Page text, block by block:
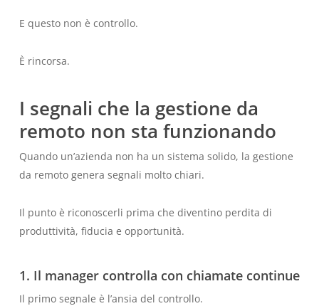
E questo non è controllo.
È rincorsa.
I segnali che la gestione da
remoto non sta funzionando
Quando un’azienda non ha un sistema solido, la gestione
da remoto genera segnali molto chiari.
Il punto è riconoscerli prima che diventino perdita di
produttività, fiducia e opportunità.
1. Il manager controlla con chiamate continue
Il primo segnale è l’ansia del controllo.